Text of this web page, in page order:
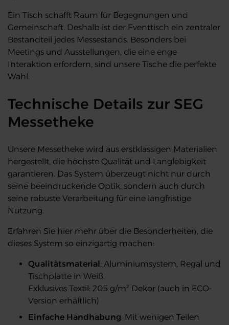
Ein Tisch schafft Raum für Begegnungen und
Gemeinschaft. Deshalb ist der Eventtisch ein zentraler
Bestandteil jedes Messestands. Besonders bei
Meetings und Ausstellungen, die eine enge
Interaktion erfordern, sind unsere Tische die perfekte
Wahl.
Technische Details zur SEG
Messetheke
Unsere Messetheke wird aus erstklassigen Materialien
hergestellt, die höchste Qualität und Langlebigkeit
garantieren. Das System überzeugt nicht nur durch
seine beeindruckende Optik, sondern auch durch
seine robuste Verarbeitung für eine langfristige
Nutzung.
Erfahren Sie hier mehr über die Besonderheiten, die
dieses System so einzigartig machen:
Qualitätsmaterial: Aluminiumsystem, Regal und
Tischplatte in Weiß.
Exklusives Textil: 205 g/m² Dekor (auch in ECO-
Version erhältlich)
Einfache Handhabung: Mit wenigen Teilen